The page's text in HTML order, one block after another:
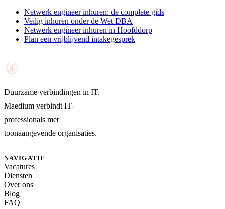
Netwerk engineer inhuren: de complete gids
Veilig inhuren onder de Wet DBA
Netwerk engineer inhuren in Hoofddorp
Plan een vrijblijvend intakegesprek
Duurzame verbindingen in IT.
Maedium verbindt IT-
professionals met
toonaangevende organisaties.
NAVIGATIE
Vacatures
Diensten
Over ons
Blog
FAQ